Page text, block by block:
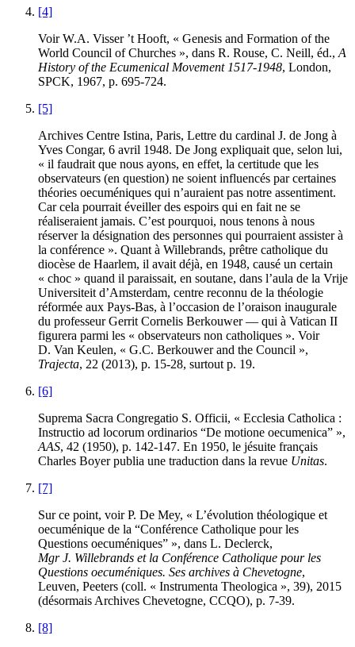
[4]
Voir W.A. Visser ’t Hooft, « Genesis and Formation of the
World Council of Churches », dans R. Rouse, C. Neill, éd., A
History of the Ecumenical Movement 1517-1948, London,
SPCK, 1967, p. 695-724.
[5]
Archives Centre Istina, Paris, Lettre du cardinal J. de Jong à
Yves Congar, 6 avril 1948. De Jong expliquait que, selon lui,
« il faudrait que nous ayons, en effet, la certitude que les
observateurs (en question) ne soient influencés par certaines
théories oecuméniques qui n’auraient pas notre assentiment.
Car cela pourrait éveiller des espoirs qui en fait ne se
réaliseraient jamais. C’est pourquoi, nous tenons à nous
réserver la désignation des personnes qui pourraient assister à
la conférence ». Quant à Willebrands, prêtre catholique du
diocèse de Haarlem, il avait déjà, en 1948, causé un certain
« choc » quand il paraissait, en soutane, dans l’aula de la Vrije
Universiteit d’Amsterdam, centre reconnu de la théologie
réformée aux Pays-Bas, à l’occasion de l’oraison inaugurale
du professeur Gerrit Cornelis Berkouwer — qui à Vatican II
figurera parmi les « observateurs non catholiques ». Voir
D. Van Keulen, « G.C. Berkouwer and the Council »,
Trajecta, 22 (2013), p. 15-28, surtout p. 19.
[6]
Suprema Sacra Congregatio S. Officii, « Ecclesia Catholica :
Instructio ad locorum ordinarios “De motione oecumenica” »,
AAS, 42 (1950), p. 142-147. En 1950, le jésuite français
Charles Boyer publia une traduction dans la revue Unitas.
[7]
Sur ce point, voir P. De Mey, « L’évolution théologique et
oecuménique de la “Conférence Catholique pour les
Questions oecuméniques” », dans L. Declerck,
Mgr J. Willebrands et la Conférence Catholique pour les
Questions oecuméniques. Ses archives à Chevetogne,
Leuven, Peeters (coll. « Instrumenta Theologica », 39), 2015
(désormais Archives Chevetogne, CCQO), p. 7-39.
[8]